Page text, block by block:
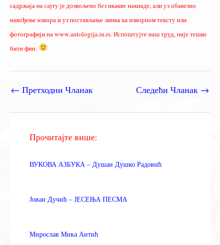
садржаја на сајту је дозвољено без икакве накнаде, али уз обавезно
навођење извора и уз постављање линка ка изворном тексту или
фотографији на www.antologija.in.rs. Испоштујте наш труд, није тешко
бити фин.
← Претходни Чланак Следећи Чланак →
Прочитајте више:
ВУКОВА АЗБУКА – Душан Душко Радовић
Јован Дучић – ЈЕСЕЊА ПЕСМА
Мирослав Мика Антић